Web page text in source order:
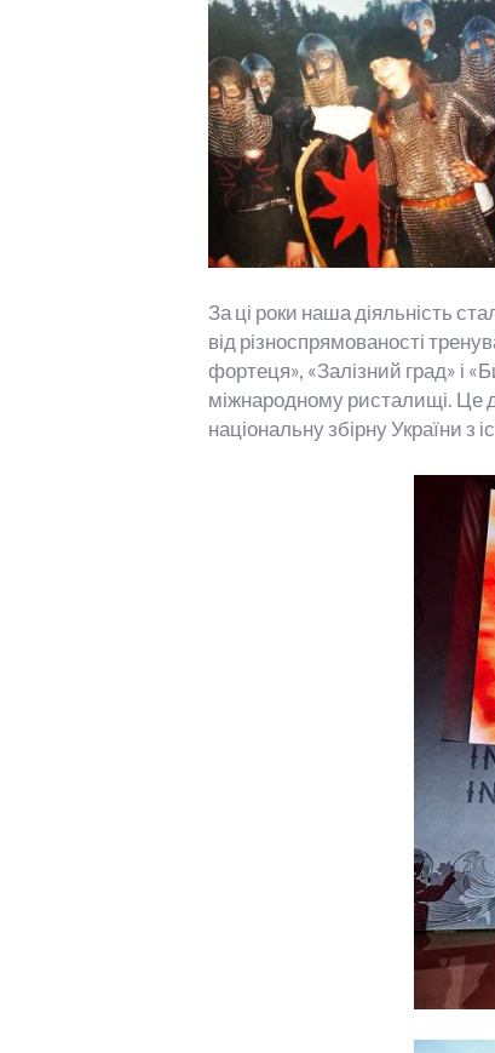
За ці роки наша діяльність
від різноспрямованості
фортеця», «Залізний град» і
міжнародному ристалищі. Це
національну збірну України з